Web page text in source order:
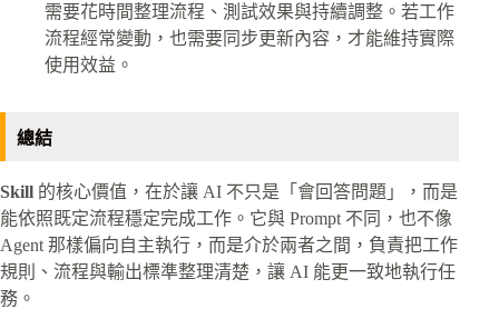
需要花時間整理流程、測試效果與持續調整。若工作
流程經常變動，也需要同步更新內容，才能維持實際
使用效益。
總結
Skill 的核心價值，在於讓 AI 不只是「會回答問題」，而是
能依照既定流程穩定完成工作。它與 Prompt 不同，也不像
Agent 那樣偏向自主執行，而是介於兩者之間，負責把工作
規則、流程與輸出標準整理清楚，讓 AI 能更一致地執行任
務。